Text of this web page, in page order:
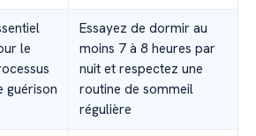
le
guérison
Essayez de dormir au
moins 7 à 8 heures par
nuit et respectez une
routine de sommeil
régulière